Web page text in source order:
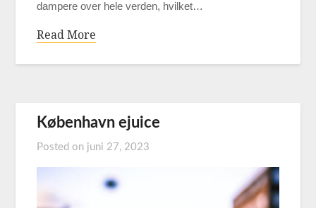
dampere over hele verden, hvilket…
Read More
København ejuice
Posted on juni 27, 2023